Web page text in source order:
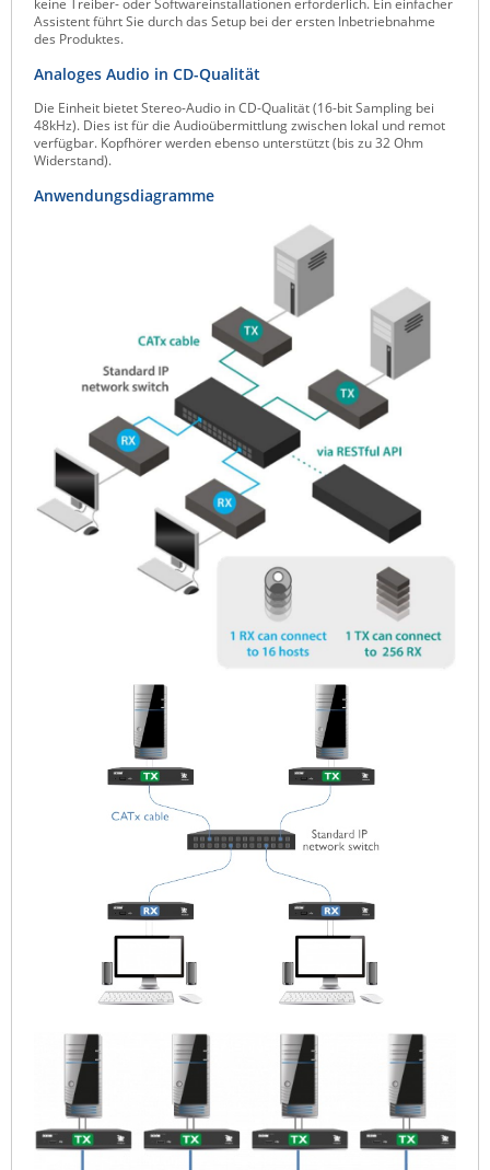
Assistent führt Sie durch das Setup bei der ersten Inbetriebnahme
des Produktes.
Analoges Audio in CD-Qualität
Die Einheit bietet Stereo-Audio in CD-Qualität (16-bit Sampling bei
48kHz). Dies ist für die Audioübermittlung zwischen lokal und remot
verfügbar. Kopfhörer werden ebenso unterstützt (bis zu 32 Ohm
Widerstand).
Anwendungsdiagramme